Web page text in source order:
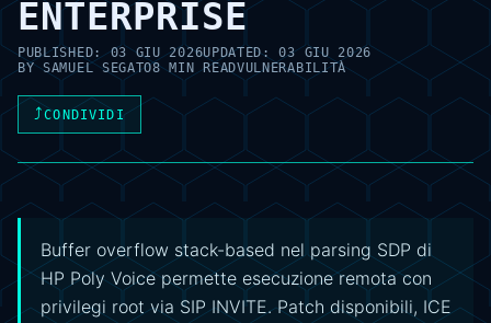
ENTERPRISE
PUBLISHED:03 GIU 2026UPDATED:03 GIU 2026
BYSAMUEL SEGATO8 MIN READVULNERABILITÀ
⤴CONDIVIDI
Buffer overflow stack-based nel parsing SDP di
HP Poly Voice permette esecuzione remota con
privilegi root via SIP INVITE. Patch disponibili, ICE